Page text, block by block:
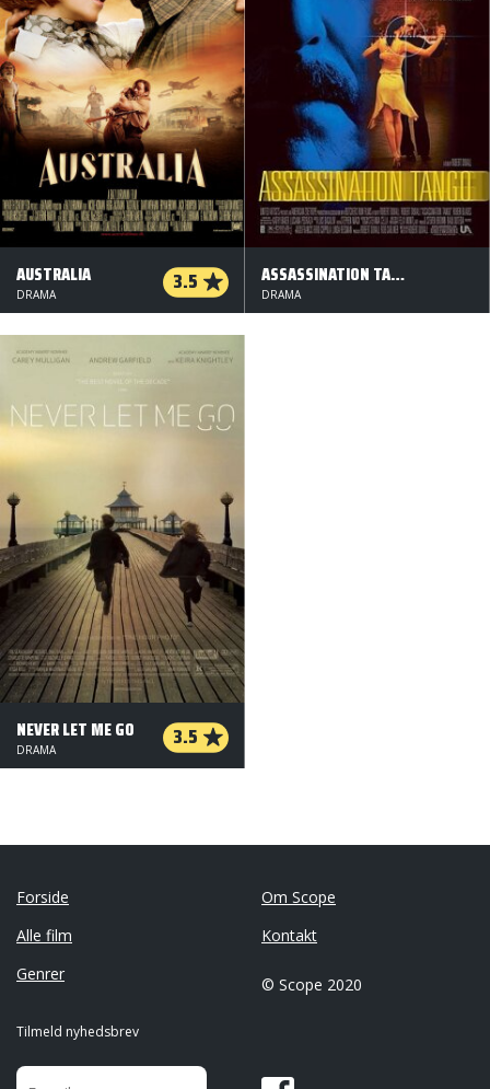
AUSTRALIA 3.5
DRAMA
ASSASSINATION TANGO
DRAMA
NEVER LET ME GO 3.5
DRAMA
Forside
Alle film
Genrer
Om Scope
Kontakt
© Scope 2020
Tilmeld nyhedsbrev